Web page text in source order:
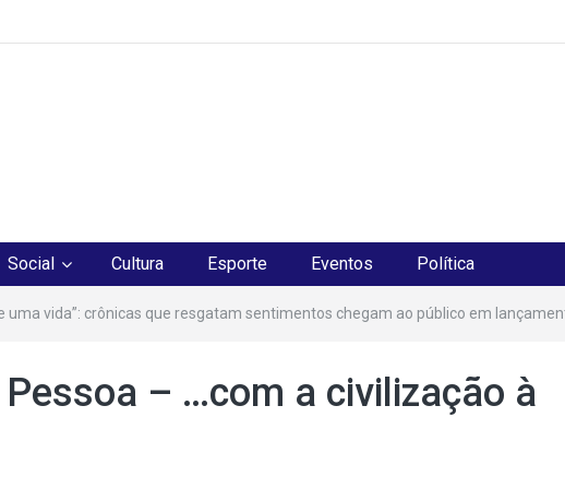
Social Cultura Esporte Eventos Política
uma vida”: crônicas que resgatam sentimentos chegam ao público em
– …com a civilização à